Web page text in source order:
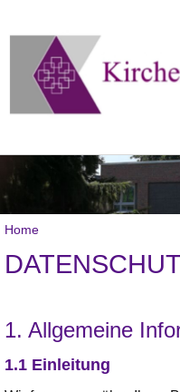
Home
1. Allgemeine
1.1 Einleitung